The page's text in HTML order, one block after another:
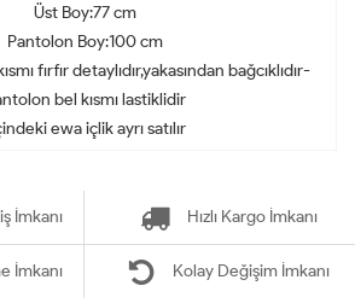
Üst Boy:77 cm
Pantolon Boy:100 cm
fırfır detaylıdır,yakasından bağcıklıdır-
bel kısmı lastiklidir
ewa içlik ayrı satılır
İmkanı Hızlı Kargo İmkanı
İmkanı Kolay Değişim İmkanı